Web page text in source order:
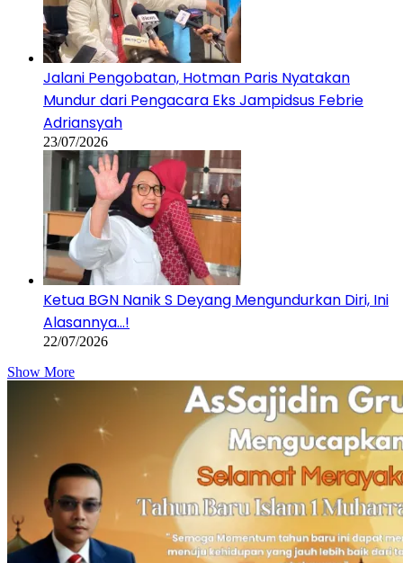
Jalani Pengobatan, Hotman Paris Nyatakan
Mundur dari Pengacara Eks Jampidsus Febrie
Adriansyah
23/07/2026
Ketua BGN Nanik S Deyang Mengundurkan Diri, Ini
Alasannya…!
22/07/2026
Show More